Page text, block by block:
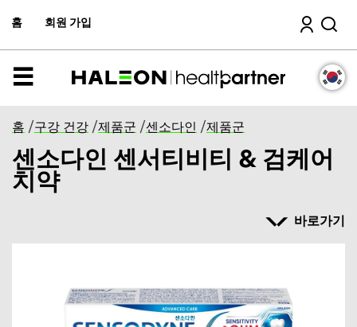
홈 회원 가입 검색
메
홈 /구강 건강 /제품군 /센소다인 /제품군
센소다인 센서티비티 & 검케어
치약
바로가기